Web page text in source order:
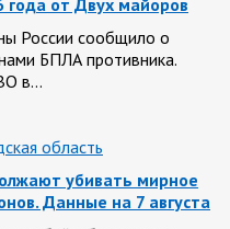
России сообщило о
БПЛА противника.
в…
область
убивать мирное
Данные на 7 августа